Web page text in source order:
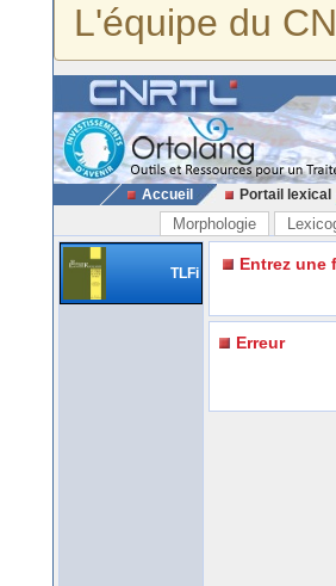
L'équipe du
Accueil Portail lexical
Morphologie
TLFi Entrez une
Erreur